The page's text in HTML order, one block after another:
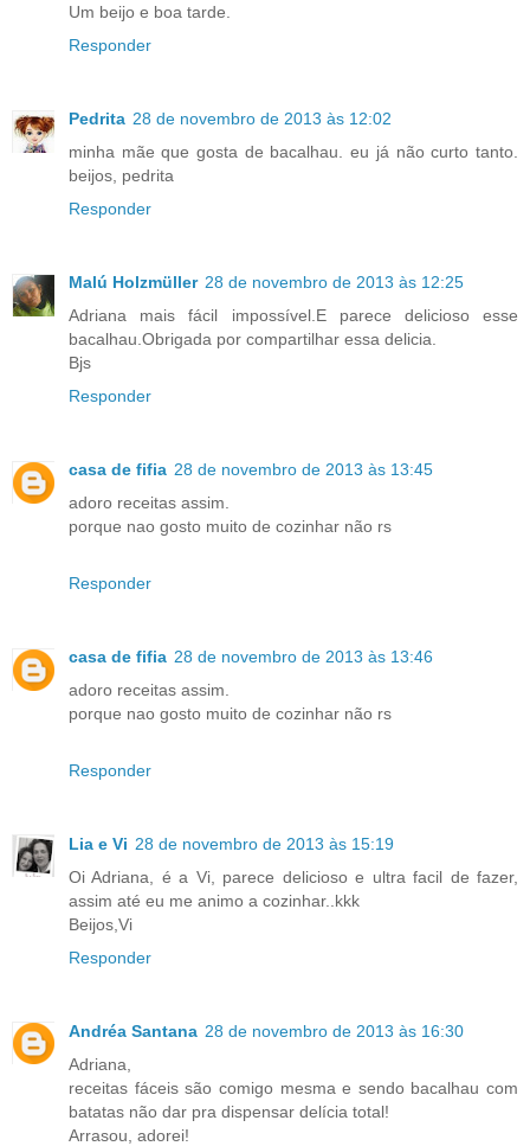
Um beijo e boa tarde.
Responder
Pedrita 28 de novembro de 2013 às 12:02
minha mãe que gosta de bacalhau. eu já não curto tanto.
beijos, pedrita
Responder
Malú Holzmüller 28 de novembro de 2013 às 12:25
Adriana mais fácil impossível.E parece delicioso esse
bacalhau.Obrigada por compartilhar essa delicia.
Bjs
Responder
casa de fifia 28 de novembro de 2013 às 13:45
adoro receitas assim.
porque nao gosto muito de cozinhar não rs
Responder
casa de fifia 28 de novembro de 2013 às 13:46
adoro receitas assim.
porque nao gosto muito de cozinhar não rs
Responder
Lia e Vi 28 de novembro de 2013 às 15:19
Oi Adriana, é a Vi, parece delicioso e ultra facil de fazer,
assim até eu me animo a cozinhar..kkk
Beijos,Vi
Responder
Andréa Santana 28 de novembro de 2013 às 16:30
Adriana,
receitas fáceis são comigo mesma e sendo bacalhau com
batatas não dar pra dispensar delícia total!
Arrasou, adorei!